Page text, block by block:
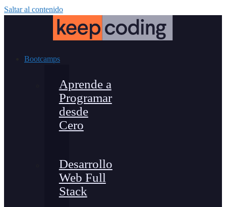
Saltar al contenido
Bootcamps
Aprende a
Programar
desde
Cero
Desarrollo
Web Full
Stack